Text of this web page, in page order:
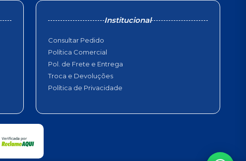
Institucional
Consultar Pedido
Política Comercial
Pol. de Frete e Entrega
Troca e Devoluções
Política de Privacidade